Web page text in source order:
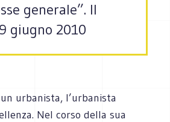
generale”. Il
giugno 2010
urbanista, l’urbanista
Nel corso della sua